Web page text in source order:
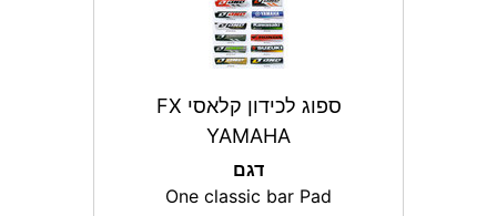
ספוג לכידון קלאסי FX
YAMAHA
דגם